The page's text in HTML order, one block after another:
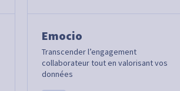
Emocio
Transcender l’engagement
collaborateur tout en valorisant vos
données